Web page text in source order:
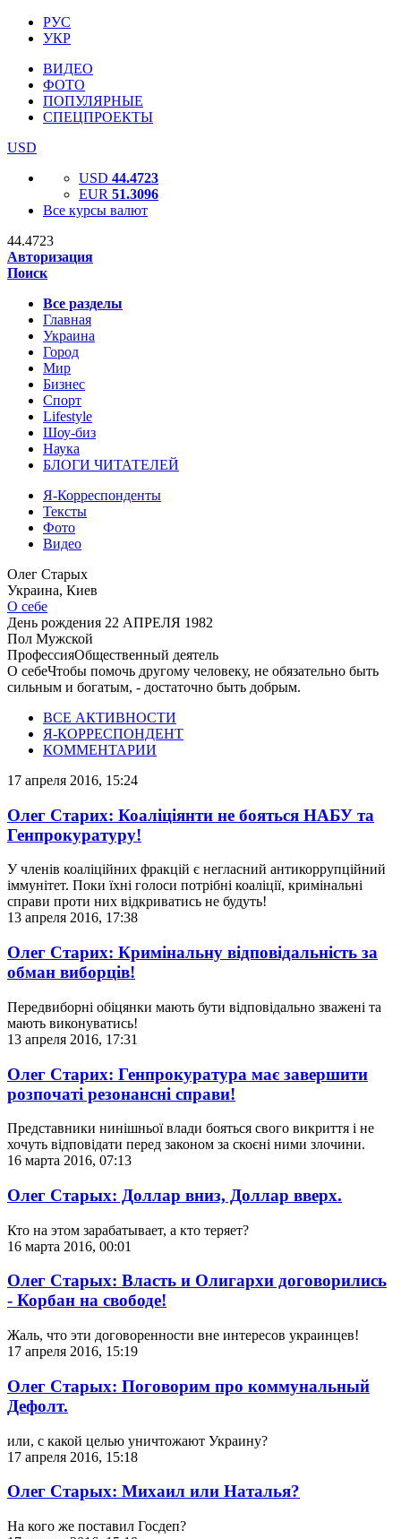
РУС
УКР
ВИДЕО
ФОТО
ПОПУЛЯРНЫЕ
СПЕЦПРОЕКТЫ
USD
USD 44.4723
EUR 51.3096
Все курсы валют
44.4723
Авторизация
Поиск
Все разделы
Главная
Украина
Город
Мир
Бизнес
Спорт
Lifestyle
Шоу-биз
Наука
БЛОГИ ЧИТАТЕЛЕЙ
Я-Корреспонденты
Тексты
Фото
Видео
Олег Старых
Украина, Киев
О себе
День рождения 22 АПРЕЛЯ 1982
Пол Мужской
ПрофессияОбщественный деятель
О себеЧтобы помочь другому человеку, не обязательно быть
сильным и богатым, - достаточно быть добрым.
ВСЕ АКТИВНОСТИ
Я-КОРРЕСПОНДЕНТ
КОММЕНТАРИИ
17 апреля 2016, 15:24
Олег Старих: Коаліціянти не бояться НАБУ та
Генпрокуратуру!
У членів коаліційних фракцій є негласний антикоррупційний
іммунітет. Поки їхні голоси потрібні коаліції, кримінальні
справи проти них відкриватись не будуть!
13 апреля 2016, 17:38
Олег Старих: Кримінальну відповідальність за
обман виборців!
Передвиборні обіцянки мають бути відповідально зважені та
мають виконуватись!
13 апреля 2016, 17:31
Олег Старих: Генпрокуратура має завершити
розпочаті резонансні справи!
Представники нинішньої влади бояться свого викриття і не
хочуть відповідати перед законом за скоєні ними злочини.
16 марта 2016, 07:13
Олег Старых: Доллар вниз, Доллар вверх.
Кто на этом зарабатывает, а кто теряет?
16 марта 2016, 00:01
Олег Старых: Власть и Олигархи договорились
- Корбан на свободе!
Жаль, что эти договоренности вне интересов украинцев!
17 апреля 2016, 15:19
Олег Старых: Поговорим про коммунальный
Дефолт.
или, с какой целью уничтожают Украину?
17 апреля 2016, 15:18
Олег Старых: Михаил или Наталья?
На кого же поставил Госдеп?